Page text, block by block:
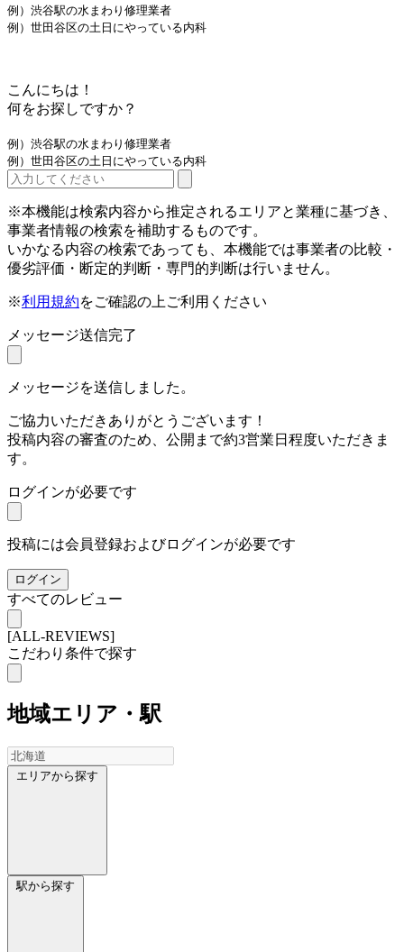
例）渋谷駅の水まわり修理業者
例）世田谷区の土日にやっている内科
こんにちは！
何をお探しですか？
例）渋谷駅の水まわり修理業者
例）世田谷区の土日にやっている内科
※本機能は検索内容から推定されるエリアと業種に基づき、
事業者情報の検索を補助するものです。
いかなる内容の検索であっても、本機能では事業者の比較・
優劣評価・断定的判断・専門的判断は行いません。
※利用規約をご確認の上ご利用ください
メッセージ送信完了
メッセージを送信しました。
ご協力いただきありがとうございます！
投稿内容の審査のため、公開まで約3営業日程度いただきま
す。
ログインが必要です
投稿には会員登録およびログインが必要です
ログイン
すべてのレビュー
[ALL-REVIEWS]
こだわり条件で探す
地域エリア・駅
エリアから探す
駅から探す